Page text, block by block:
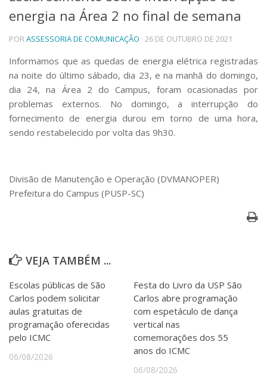
Telefones e Mapas
Pessoas
Ensino
Graduação
Pós-Graduação
Educação a distância
Cursos de Extensão
Pesquisa e Inovação
Linhas de Pesquisa
Transferência de Tecnologia
Empresas Juniores
Museus e Espaços Interativos
Bibliotecas
Apoio ao Estudante
Segurança, Trânsito e Prevenção
RH, Administrativo e Financeiro
Outros serviços
Comunicação
energia na Área 2 no final de semana
PORASSESSORIA DE COMUNICAÇÃO · 26 DE OUTUBRO DE 2021
Informamos que as quedas de energia elétrica registradas
na noite do último sábado, dia 23, e na manhã do domingo,
dia 24, na Área 2 do Campus, foram ocasionadas por
problemas externos. No domingo, a interrupção do
fornecimento de energia durou em torno de uma hora,
sendo restabelecido por volta das 9h30.
Divisão de Manutenção e Operação (DVMANOPER)
Prefeitura do Campus (PUSP-SC)
VEJA TAMBÉM ...
Escolas públicas de São
Carlos podem solicitar
aulas gratuitas de
programação oferecidas
pelo ICMC
06/08/2026
Festa do Livro da USP São
Carlos abre programação
com espetáculo de dança
vertical nas
comemorações dos 55
anos do ICMC
06/08/2026